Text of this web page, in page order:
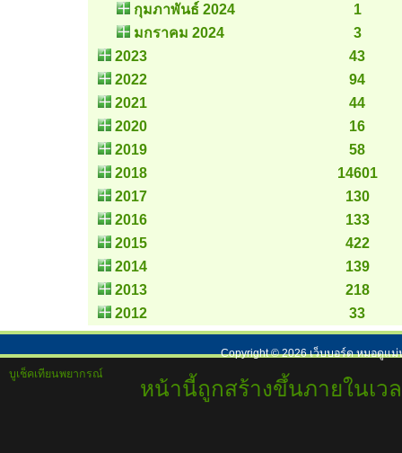
กุมภาพันธ์ 2024
1
มกราคม 2024
3
2023
43
2022
94
2021
44
2020
16
2019
58
2018
14601
2017
130
2016
133
2015
422
2014
139
2013
218
2012
33
Copyright ©2026เว็บบอร์ด หมอดูแม่
บูเช็คเทียนพยากรณ์
หน้านี้ถูกสร้างขึ้นภายในเว